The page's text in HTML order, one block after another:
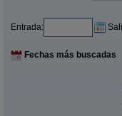
Entrada:
Fechas más buscadas